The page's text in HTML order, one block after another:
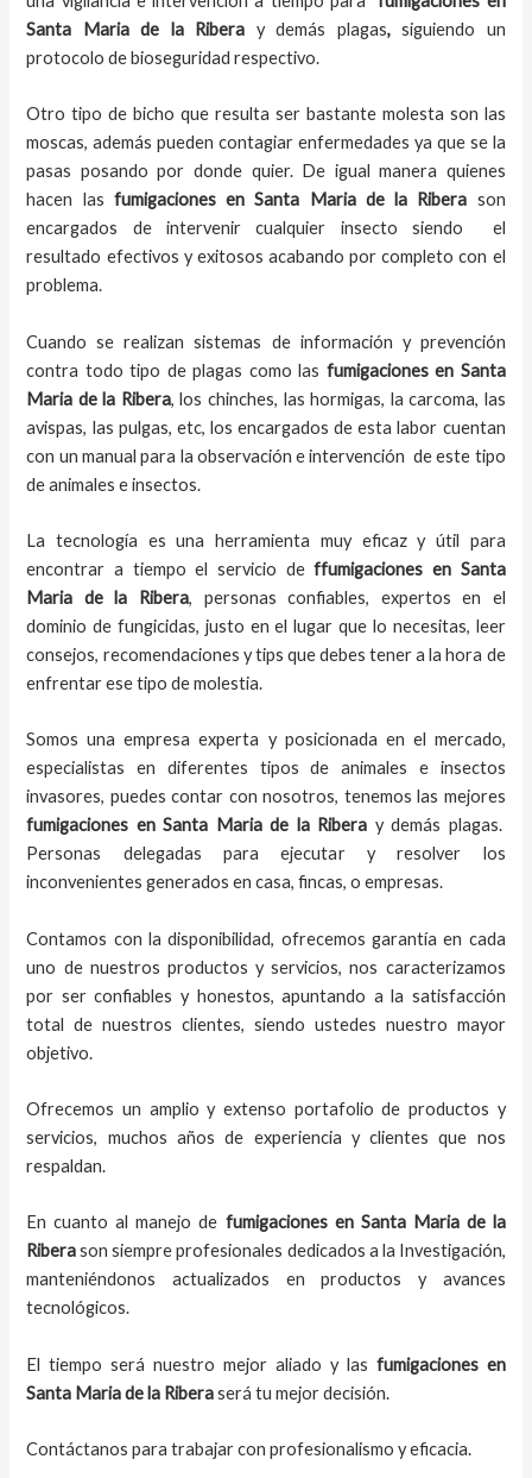
Santa Maria de la Ribera y demás plagas,siguiendo un
protocolo de bioseguridad respectivo.
Otro tipo de bicho que resulta ser bastante molesta son las
moscas, además pueden contagiar enfermedades ya que se la
pasas posando por donde quier. De igual manera quienes
hacen las fumigacionesenSanta Maria de la Ribera son
encargados de intervenir cualquier insecto siendo el
resultado efectivos y exitosos acabando por completo con el
problema.
Cuando se realizan sistemas de información y prevención
contra todo tipo de plagas como las fumigacionesen Santa
Maria de la Ribera, los chinches, las hormigas, la carcoma, las
avispas, las pulgas, etc, los encargados de esta labor cuentan
con un manual para la observación e intervención de este tipo
de animales e insectos.
La tecnología es una herramienta muy eficaz y útil para
encontrar a tiempo el servicio deffumigaciones en Santa
Maria de la Ribera, personas confiables, expertos en el
dominio de fungicidas, justo en el lugar que lo necesitas, leer
consejos, recomendaciones y tips que debes tener a la hora de
enfrentar ese tipo de molestia.
Somos una empresa experta y posicionada en el mercado,
especialistas en diferentes tipos de animales e insectos
invasores, puedes contar con nosotros, tenemos las mejores
fumigaciones enSanta Maria de la Ribera y demás plagas.
Personas delegadas para ejecutar y resolver los
inconvenientes generados en casa, fincas, o empresas.
Contamos con la disponibilidad, ofrecemos garantía en cada
uno de nuestros productos y servicios, nos caracterizamos
por ser confiables y honestos, apuntando a la satisfacción
total de nuestros clientes, siendo ustedes nuestro mayor
objetivo.
Ofrecemos un amplio y extenso portafolio de productos y
servicios, muchos años de experiencia y clientes que nos
respaldan.
En cuanto almanejo de fumigaciones en Santa Maria de la
Ribera son siempre profesionales dedicados a la Investigación,
manteniéndonos actualizados en productos y avances
tecnológicos.
El tiempo será nuestro mejor aliado y las fumigaciones en
Santa Maria de la Riberaserá tu mejor decisión.
Contáctanos para trabajar con profesionalismo y eficacia.